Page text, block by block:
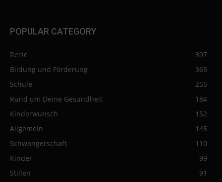
POPULAR CATEGORY
Reise
397
Bildung und Förderung
365
Schule
255
Rund um Deine Gesundheit
184
Kinderwunsch
152
Allgemein
145
Schwangerschaft
110
Kinder
99
Stillen
91